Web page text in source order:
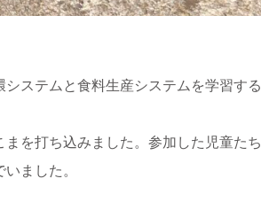
ステムと食料生産システムを学習する
を打ち込みました。参加した児童たち
ました。